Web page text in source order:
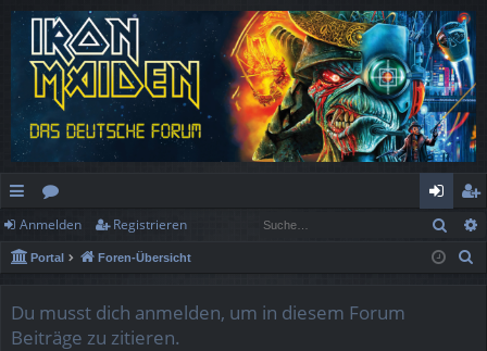
ch
ne
ug
or
en
n
m
eg
ist
Anmelden Registrieren
Portal Foren-Übersicht
Du musst dich anmelden, um in diesem Forum
Beiträge zu zitieren.